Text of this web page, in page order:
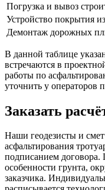
Погрузка и вывоз
Устройство покрытия
Демонтаж дорожных
В данной таблице
встречаются в
работы по
уточнить у операторов
Заказать
Наши геодезисты и
асфальтирования
подписанием договора.
особенности грунта,
заказчика.